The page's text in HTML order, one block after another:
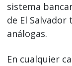
sistema
de El
análogas.
En cualquier